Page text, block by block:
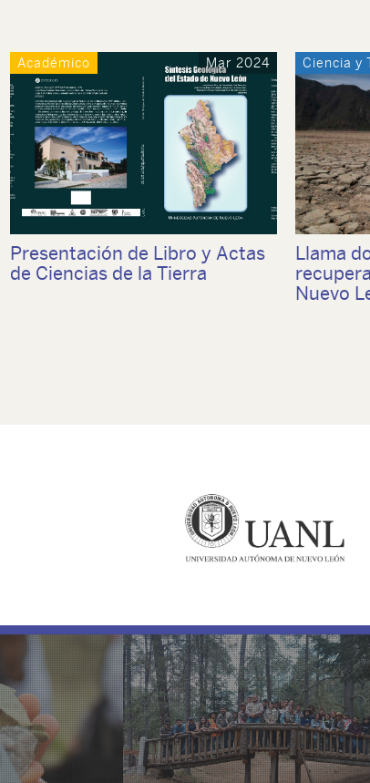
Académico Mar 2024
Presentación de Libro y Actas
de Ciencias de la Tierra
Ciencia y
Llama
Nuevo